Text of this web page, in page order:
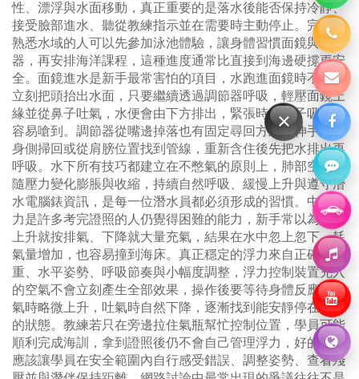
性、漂浮與水面移動，真正重要的是落水後能否保持冷靜、
接受臉部進水、聽從教練指示並在需要時主動停止。完全不
熟悉水域的人可以先參加泳池體驗，讓身體習慣面鏡與調節
器，再安排海洋課程，這種進度通常比直接到海邊硬撐更安
全。面鏡進水是新手最常害怕的項目，水跑進面鏡時不需要
立刻把頭抬出水面，只要繼續透過調節器呼吸，輕壓面鏡上
緣並從鼻子吐氣，水便會由下方排出，緊張時用鼻子吸氣才
容易嗆到。調節器從嘴邊掉落也有固定尋回方式，伸手沿著
身側掃回或從肩膀位置找到管線，重新含住後先把水排出再
呼吸。水下所有技巧都建立在不憋氣的原則上，肺部空氣會
隨壓力變化膨脹與收縮，持續自然呼吸、緩慢上升與遵守潛
水電腦錶資訊，是每一位潛水員都必須形成的習慣。中性浮
力是許多考完證照的人仍覺得困難的能力，新手常以為身體
上升就按排氣、下降就大量充氣，結果在水中忽上忽下，耗
氣量增加，也容易撞到海床。真正穩定的浮力來自正確配
重、水平姿勢、呼吸節奏與小幅度調整，浮力控制裝置充入
的空氣不會立刻產生全部效果，操作後要等待身體反應，吸
氣時略微上升，吐氣時自然下降，逐漸找到能安靜停在水中
的狀態。教練若只在旁邊拉住氣瓶幫忙控制位置，學員可能
順利完成海訓，拿到證照後仍不會自己管理浮力，好的課程
應該讓學員在安全範圍內自行感受錯誤、調整姿勢、查看殘
×